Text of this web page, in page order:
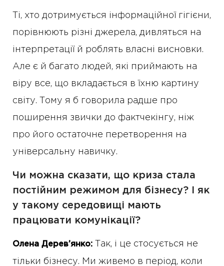
Ті, хто дотримується інформаційної гігієни,
порівнюють різні джерела, дивляться на
інтерпретації й роблять власні висновки.
Але є й багато людей, які приймають на
віру все, що вкладається в їхню картину
світу. Тому я б говорила радше про
поширення звички до фактчекінгу, ніж
про його остаточне перетворення на
універсальну навичку.
Чи можна сказати, що криза стала
постійним режимом для бізнесу? І як
у такому середовищі мають
працювати комунікації?
Олена Дерев’янко: Так, і це стосується не
тільки бізнесу. Ми живемо в період, коли